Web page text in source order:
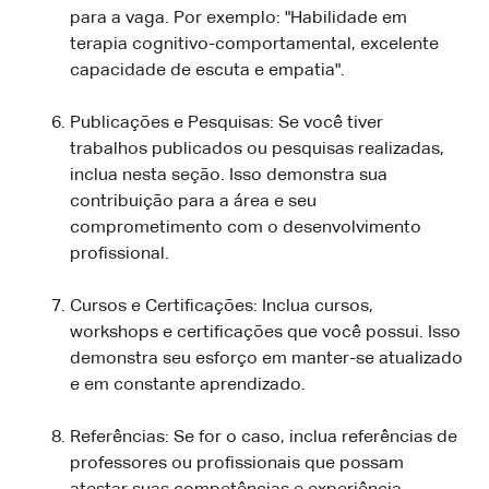
para a vaga. Por exemplo: "Habilidade em
terapia cognitivo-comportamental, excelente
capacidade de escuta e empatia".
Publicações e Pesquisas: Se você tiver
trabalhos publicados ou pesquisas realizadas,
inclua nesta seção. Isso demonstra sua
contribuição para a área e seu
comprometimento com o desenvolvimento
profissional.
Cursos e Certificações: Inclua cursos,
workshops e certificações que você possui. Isso
demonstra seu esforço em manter-se atualizado
e em constante aprendizado.
Referências: Se for o caso, inclua referências de
professores ou profissionais que possam